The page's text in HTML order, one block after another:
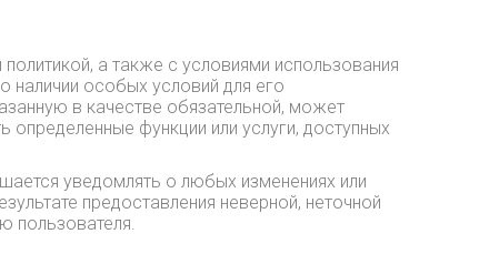
а также с условиями использования
наличии особых условий для его
в качестве обязательной, может
определенные функции или услуги, доступных
уведомлять о любых изменениях или
предоставления неверной, неточной
пользователя.